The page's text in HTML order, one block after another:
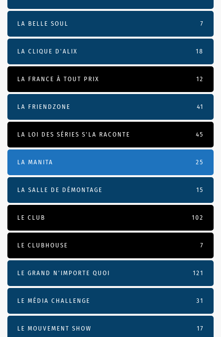
LA BELLE SOUL 7
LA CLIQUE D'ALIX 18
LA FRANCE À TOUT PRIX 12
LA FRIENDZONE 41
LA LOI DES SÉRIES S'LA RACONTE 45
LA MANITA 25
LA SALLE DE DÉMONTAGE 15
LE CLUB 102
LE CLUBHOUSE 7
LE GRAND N’IMPORTE QUOI 121
LE MÉDIA CHALLENGE 31
LE MOUVEMENT SHOW 17